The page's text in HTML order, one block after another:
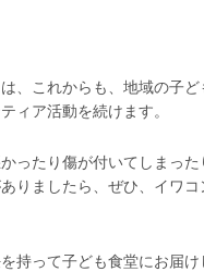
、これからも、地域の子
ィア活動を続けます。
ったり傷が付いてしまった
りましたら、ぜひ、イワ
持って子ども食堂にお届け